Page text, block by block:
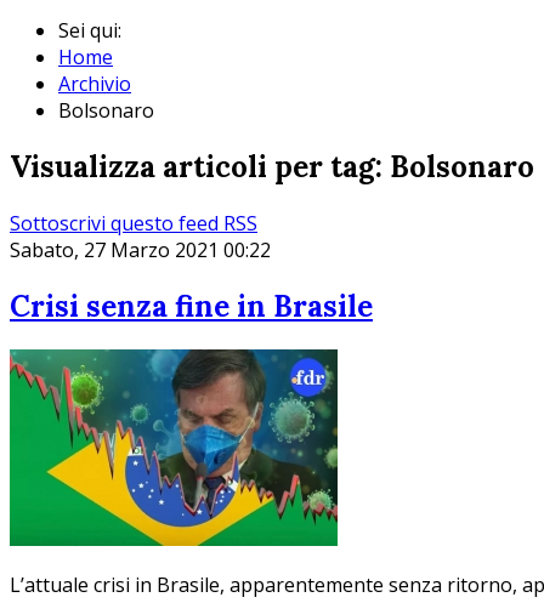
Sei qui:
Home
Archivio
Bolsonaro
Visualizza articoli per tag: Bolsonaro
Sottoscrivi questo feed RSS
Sabato, 27 Marzo 2021 00:22
Crisi senza fine in Brasile
L’attuale crisi in Brasile, apparentemente senza ritorno,